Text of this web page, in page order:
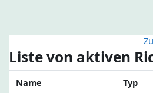
Liste von aktiven
Name Typ